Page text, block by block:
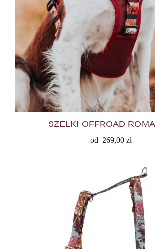
SZELKI OFFROAD
od 269,00 zł